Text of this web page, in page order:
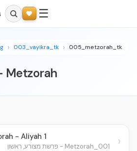
☰
003_vayikra_tk 005_metzorah_tk
Metzorah
- Aliyah 1
001_Metzorah - פרשת מצורע, ראשון ›